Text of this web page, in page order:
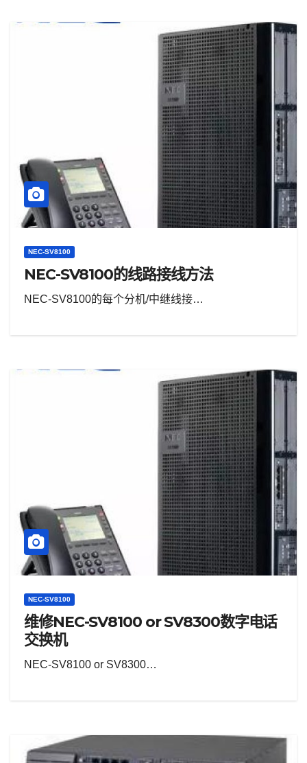
NEC-SV8100
NEC-SV8100的线路接线方法
NEC-SV8100的每个分机/中继线接…
NEC-SV8100
维修NEC-SV8100 or SV8300数字电话
交换机
NEC-SV8100 or SV8300…